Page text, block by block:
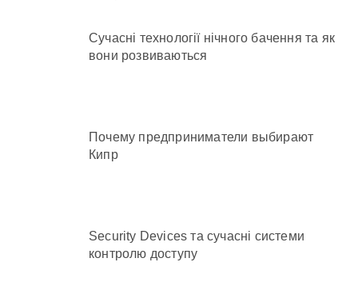
Сучасні технології нічного бачення та як
вони розвиваються
Почему предприниматели выбирают
Кипр
Security Devices та сучасні системи
контролю доступу